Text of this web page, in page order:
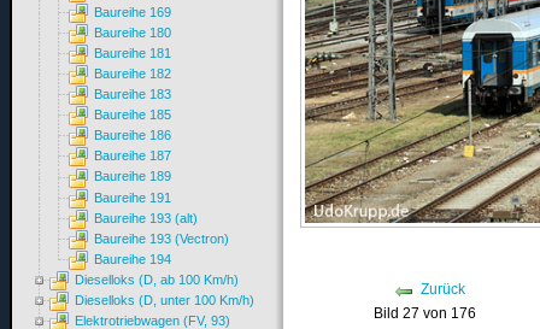
Zurück
Bild 27 von 176
Baureihe 169
Baureihe 180
Baureihe 181
Baureihe 182
Baureihe 183
Baureihe 185
Baureihe 186
Baureihe 187
Baureihe 189
Baureihe 191
Baureihe 193 (alt)
Baureihe 193 (Vectron)
Baureihe 194
Dieselloks (D, ab 100 Km/h)
Dieselloks (D, unter 100 Km/h)
Elektrotriebwagen (FV, 93)